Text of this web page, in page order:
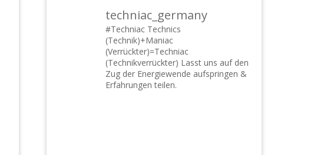
techniac_germany
#TechniacTechnics
(Technik)+Maniac
(Verrückter)=Techniac
(Technikverrückter) Lasst uns auf den
Zug der Energiewende aufspringen &
Erfahrungen teilen.